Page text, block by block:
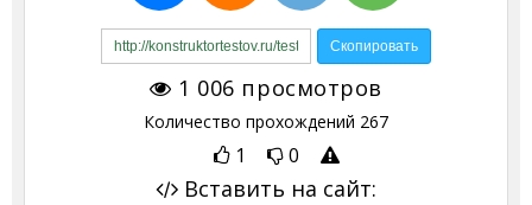
1 006 просмотров
Количество прохождений 267
1 0
Вставить на сайт: